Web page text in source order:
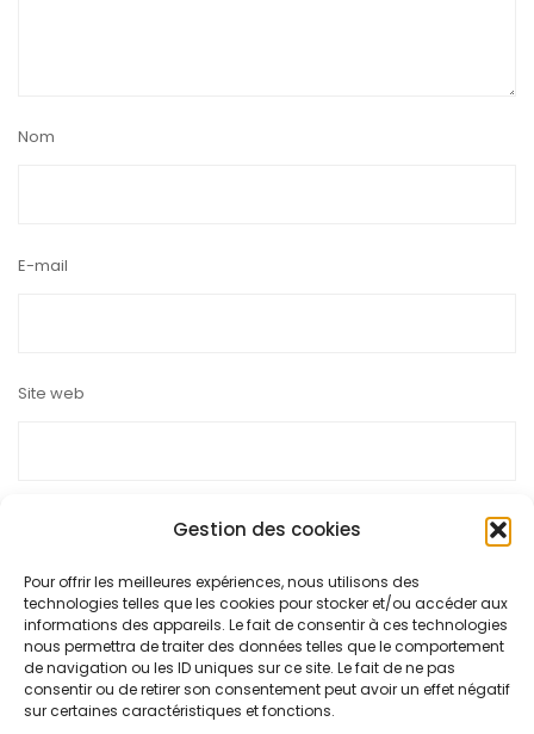
Gestion des cookies
Pour offrir les meilleures expériences, nous utilisons des
technologies telles que les cookies pour stocker et/ou accéder aux
informations des appareils. Le fait de consentir à ces technologies
nous permettra de traiter des données telles que le comportement
de navigation ou les ID uniques sur ce site. Le fait de ne pas
consentir ou de retirer son consentement peut avoir un effet négatif
sur certaines caractéristiques et fonctions.
Nom
E-mail
Site web
Ce site utilise Akismet pour réduire les indésirables.
plus sur la façon dont les données de vos commentaires sont
traitées.